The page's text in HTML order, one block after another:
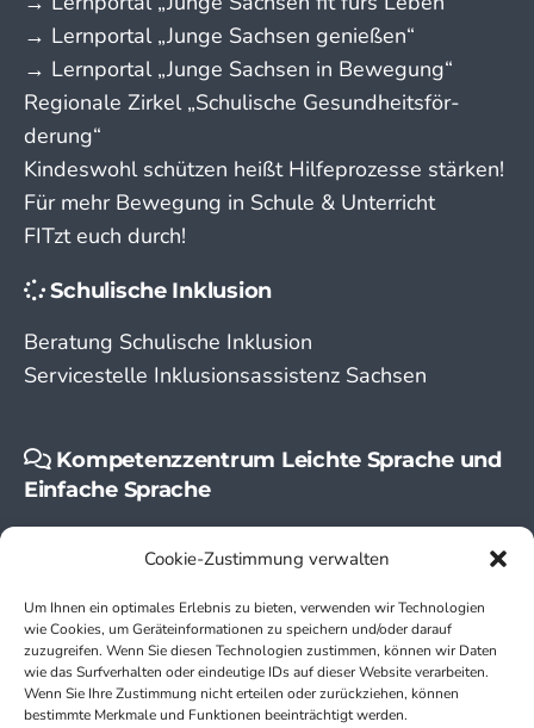
Cookie-Zustimmung verwalten
Um Ihnen ein optimales Erlebnis zu bieten, verwenden wir Technologien
wie Cookies, um Geräteinformationen zu speichern und/oder darauf
zuzugreifen. Wenn Sie diesen Technologien zustimmen, können wir Daten
wie das Surfverhalten oder eindeutige IDs auf dieser Website verarbeiten.
Wenn Sie Ihre Zustimmung nicht erteilen oder zurückziehen, können
bestimmte Merkmale und Funktionen beeinträchtigt werden.
→ Lern­portal „Junge Sachsen genießen“
→ Lern­portal „Junge Sachsen in Bewegung“
Regionale Zirkel „Schu­lische Gesund­­heits­­­för­­
derung“
Kindeswohl schützen heißt Hilfeprozesse stärken!
Für mehr Bewegung in Schule & Unterricht
FITzt euch durch!
Schulische Inklusion
Beratung Schulische Inklusion
Servicestelle Inklusionsassistenz Sachsen
Kompetenzzentrum Leichte Sprache und
Einfache Sprache
Einfache Sprache